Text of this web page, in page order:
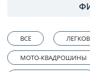
ВСЕ
МОТО-КВАДРОШИНЫ